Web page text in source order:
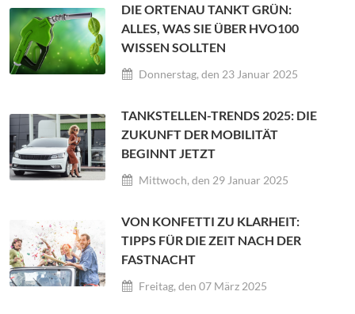
DIE ORTENAU TANKT GRÜN:
ALLES, WAS SIE ÜBER HVO100
WISSEN SOLLTEN
Donnerstag, den 23 Januar 2025
TANKSTELLEN-TRENDS 2025: DIE
ZUKUNFT DER MOBILITÄT
BEGINNT JETZT
Mittwoch, den 29 Januar 2025
VON KONFETTI ZU KLARHEIT:
TIPPS FÜR DIE ZEIT NACH DER
FASTNACHT
Freitag, den 07 März 2025